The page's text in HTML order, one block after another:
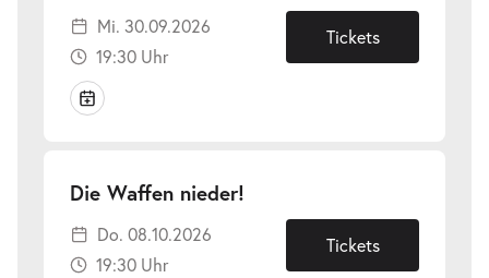
30.09.2026
Mi. 30.09.2026
19:30 Uhr
Tickets
Die Waffen nieder!
08.10.2026
Do. 08.10.2026
19:30 Uhr
Tickets